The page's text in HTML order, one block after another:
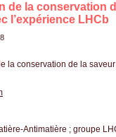
de la conservation
l’expérience LHCb
la conservation de la
Antimatière ; groupe